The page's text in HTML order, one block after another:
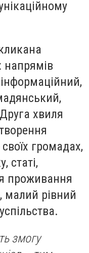
напрямів
хвиля
громадах,
статі,
проживання
малий рівний
змогу